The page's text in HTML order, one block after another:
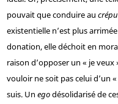
pouvait que conduire au
existentielle n’est plus
donation, elle déchoit en
raison d’opposer un « je
vouloir ne soit pas celui d’un
suis. Un egodésolidarisé de